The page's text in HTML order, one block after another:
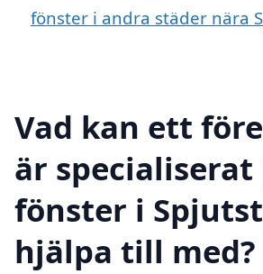
fönster i andra städer nära
Vad kan ett
är specialiserat
fönster i
hjälpa till med?